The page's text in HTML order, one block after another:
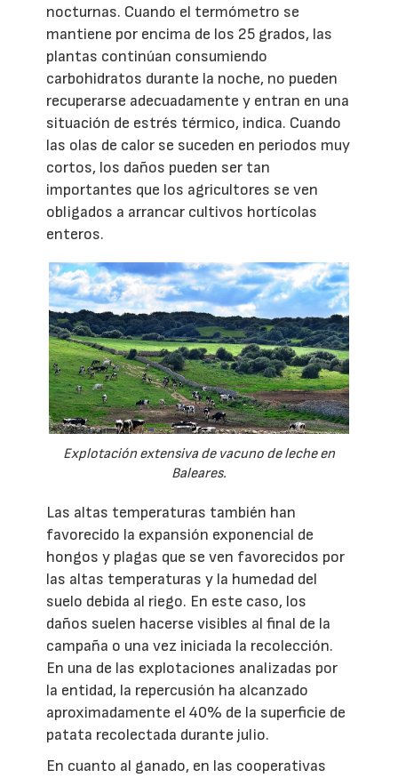
nocturnas. Cuando el termómetro se
mantiene por encima de los 25 grados, las
plantas continúan consumiendo
carbohidratos durante la noche, no pueden
recuperarse adecuadamente y entran en una
situación de estrés térmico, indica. Cuando
las olas de calor se suceden en periodos muy
cortos, los daños pueden ser tan
importantes que los agricultores se ven
obligados a arrancar cultivos hortícolas
enteros.
Explotación extensiva de vacuno de leche en
Baleares.
Las altas temperaturas también han
favorecido la expansión exponencial de
hongos y plagas que se ven favorecidos por
las altas temperaturas y la humedad del
suelo debida al riego. En este caso, los
daños suelen hacerse visibles al final de la
campaña o una vez iniciada la recolección.
En una de las explotaciones analizadas por
la entidad, la repercusión ha alcanzado
aproximadamente el 40% de la superficie de
patata recolectada durante julio.
En cuanto al ganado, en las cooperativas